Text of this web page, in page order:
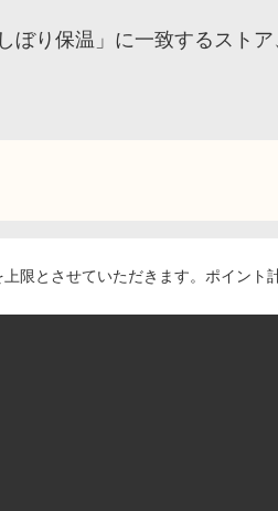
ぼり保温」に一致するスト
限とさせていただきます。ポイント